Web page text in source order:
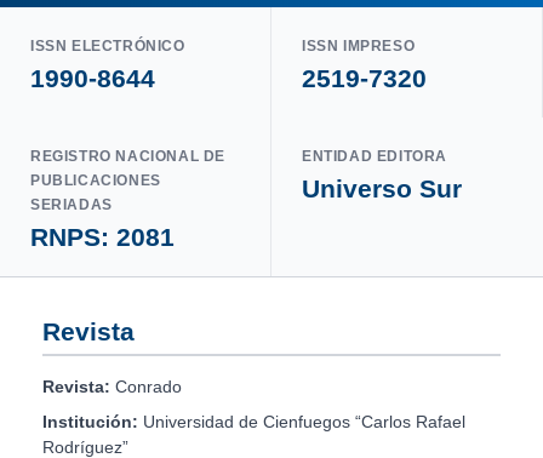
ISSN ELECTRÓNICO
1990-8644
ISSN IMPRESO
2519-7320
REGISTRO NACIONAL DE
PUBLICACIONES
SERIADAS
RNPS: 2081
ENTIDAD EDITORA
Universo Sur
Revista
Revista: Conrado
Institución: Universidad de Cienfuegos “Carlos Rafael
Rodríguez”